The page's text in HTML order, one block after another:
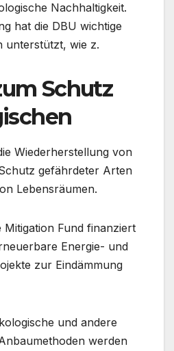
Nachhaltigkeit.
hat die DBU wichtige
unterstützt, wie z.
Schutz
Wiederherstellung von
gefährdeter Arten
Lebensräumen.
Mitigation Fund finanziert
Energie- und
zur Eindämmung
und andere
werden